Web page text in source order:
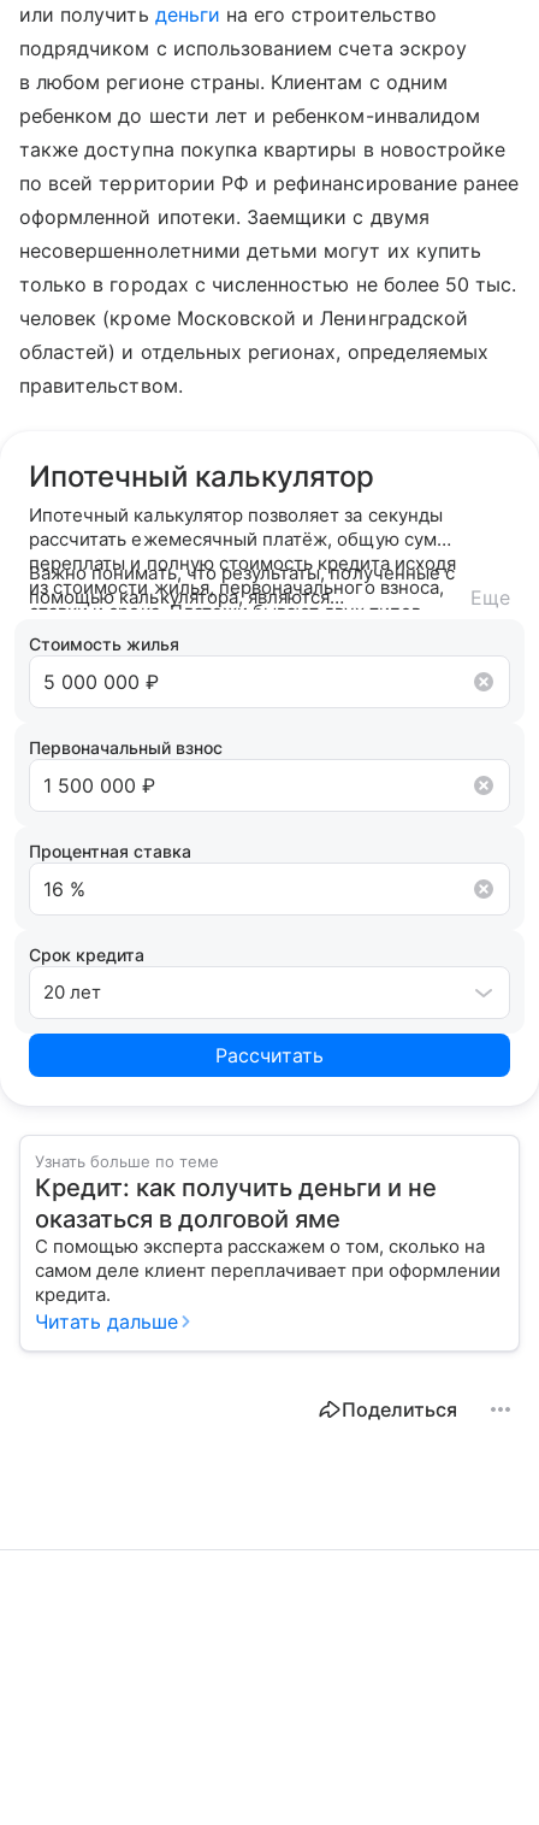
или получить деньги на его строительство
подрядчиком с использованием счета эскроу
в любом регионе страны. Клиентам с одним
ребенком до шести лет и ребенком-инвалидом
также доступна покупка квартиры в новостройке
по всей территории РФ и рефинансирование ранее
оформленной ипотеки. Заемщики с двумя
несовершеннолетними детьми могут их купить
только в городах с численностью не более 50 тыс.
человек (кроме Московской и Ленинградской
областей) и отдельных регионах, определяемых
правительством.
Ипотечный калькулятор
Ипотечный калькулятор позволяет за секунды
рассчитать ежемесячный платёж, общую сумму
переплаты и полную стоимость кредита исходя
из стоимости жилья, первоначального взноса,
ставки и срока. Платежи бывают двух типов —
аннуитетный (фиксированный на весь срок) или
дифференцированный (убывающий).
Важно понимать, что результаты, полученные с
помощью калькулятора, являются
ознакомится с вашей кредитной историей и
кредитным рейтингом и на основании вашего
кредитного потенциала предложит точные
Еще
Стоимость жилья
Первоначальный взнос
Процентная ставка
Срок кредита
20 лет
Рассчитать
Узнать больше по теме
Кредит: как получить деньги и не
оказаться в долговой яме
С помощью эксперта расскажем о том, сколько на
самом деле клиент переплачивает при оформлении
кредита.
Читать дальше
Поделиться